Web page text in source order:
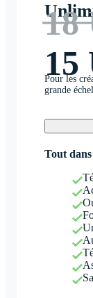
18
15
Pour les
grande
Tout